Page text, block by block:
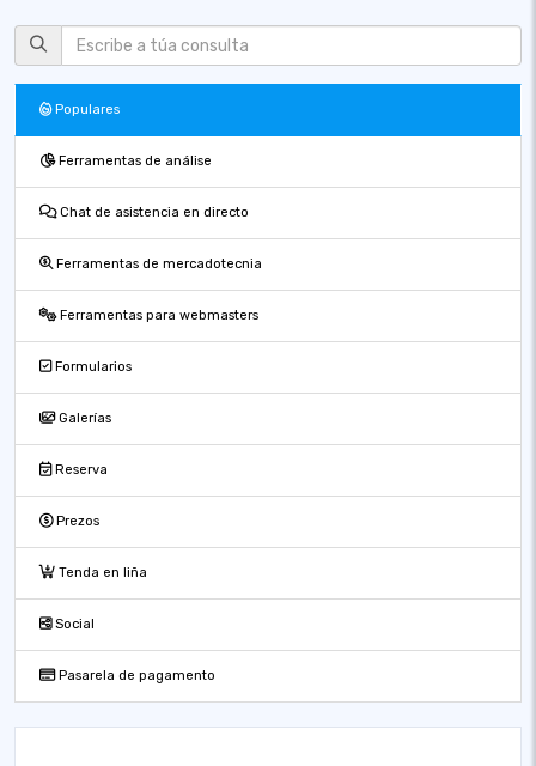
Populares
Ferramentas de análise
Chat de asistencia en directo
Ferramentas de mercadotecnia
Ferramentas para webmasters
Formularios
Galerías
Reserva
Prezos
Tenda en liña
Social
Pasarela de pagamento